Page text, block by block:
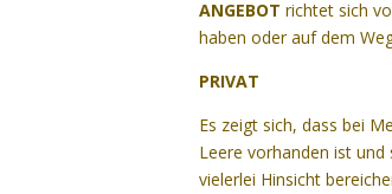
ANGEBOT richtet sich
haben oder auf dem
PRIVAT
Es zeigt sich, dass bei
Leere vorhanden ist und
vielerlei Hinsicht